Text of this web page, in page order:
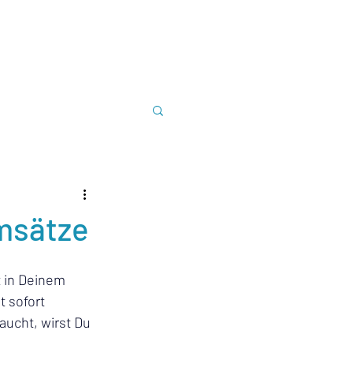
Deinem
sofort
wirst Du